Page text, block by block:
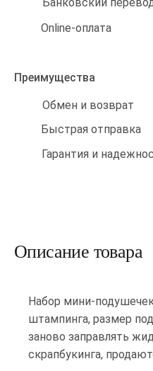
Online-оплата
Преимущества
Обмен и возврат
Быстрая отправка
Гарантия и
Описание товара
Набор мини-
штампинга, размер
заново заправлять
скрапбукинга,